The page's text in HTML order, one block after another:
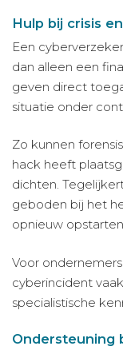
Hulp bij crisis
Een
dan alleen een
geven direct
situatie onder
Zo kunnen
hack heeft
dichten.
geboden bij het
opnieuw
Voor
cyberincident
specialistische
Ondersteuning